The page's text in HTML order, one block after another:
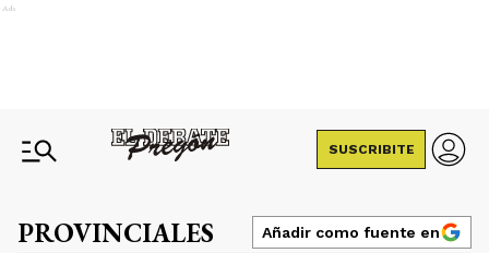
Ads
SUSCRIBITE
PROVINCIALES Añadir como fuente en